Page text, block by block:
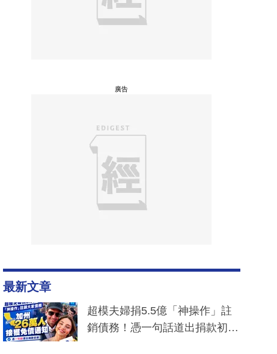
廣告
最新文章
超模夫婦捐5.5億「神操作」註
銷債務！憑一句話道出捐款初